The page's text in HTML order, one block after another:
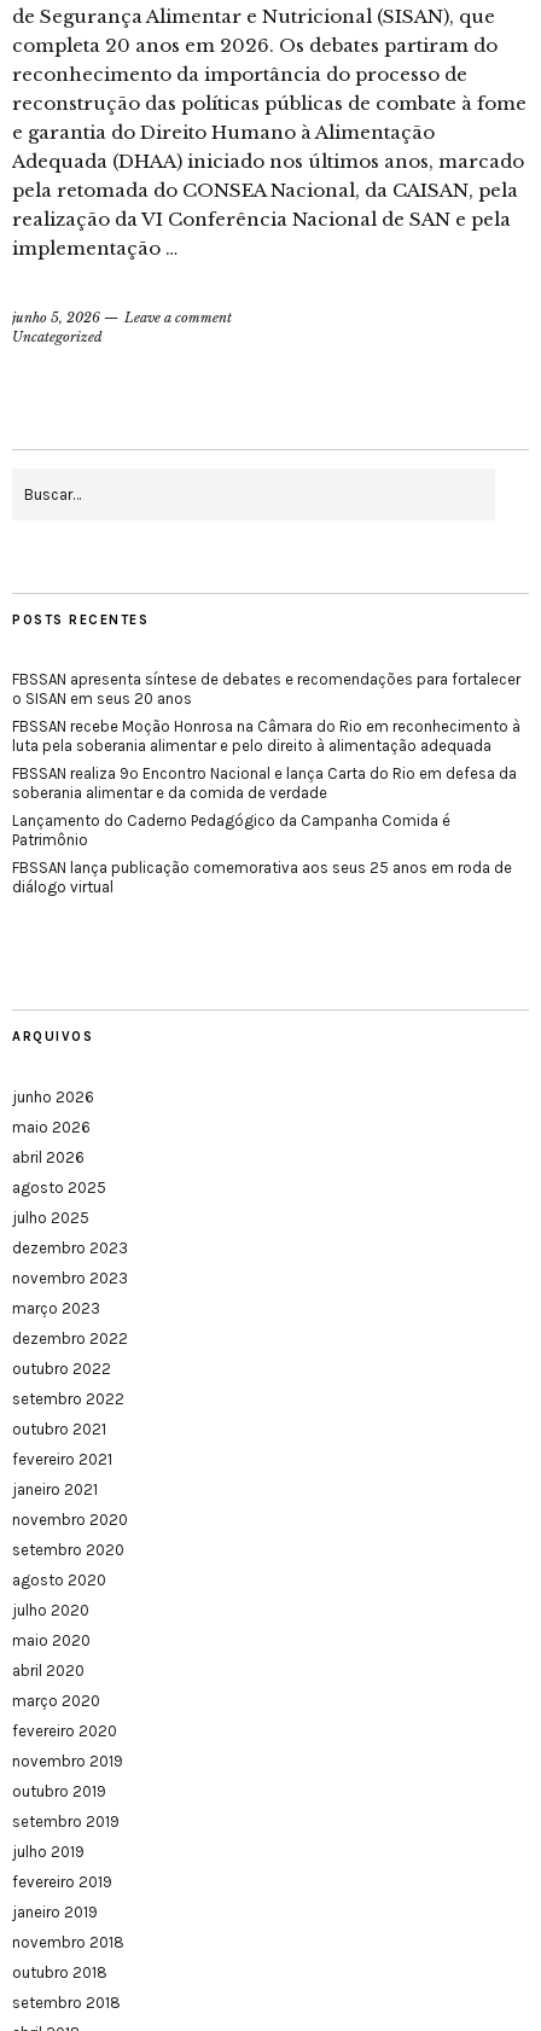
de Segurança Alimentar e Nutricional (SISAN), que
completa 20 anos em 2026. Os debates partiram do
reconhecimento da importância do processo de
reconstrução das políticas públicas de combate à fome
e garantia do Direito Humano à Alimentação
Adequada (DHAA) iniciado nos últimos anos, marcado
pela retomada do CONSEA Nacional, da CAISAN, pela
realização da VI Conferência Nacional de SAN e pela
implementação …
junho 5, 2026
Leave a comment
Uncategorized
POSTS RECENTES
FBSSAN apresenta síntese de debates e recomendações para fortalecer
o SISAN em seus 20 anos
FBSSAN recebe Moção Honrosa na Câmara do Rio em reconhecimento à
luta pela soberania alimentar e pelo direito à alimentação adequada
FBSSAN realiza 9º Encontro Nacional e lança Carta do Rio em defesa da
soberania alimentar e da comida de verdade
Lançamento do Caderno Pedagógico da Campanha Comida é
Patrimônio
FBSSAN lança publicação comemorativa aos seus 25 anos em roda de
diálogo virtual
ARQUIVOS
junho 2026
maio 2026
abril 2026
agosto 2025
julho 2025
dezembro 2023
novembro 2023
março 2023
dezembro 2022
outubro 2022
setembro 2022
outubro 2021
fevereiro 2021
janeiro 2021
novembro 2020
setembro 2020
agosto 2020
julho 2020
maio 2020
abril 2020
março 2020
fevereiro 2020
novembro 2019
outubro 2019
setembro 2019
julho 2019
fevereiro 2019
janeiro 2019
novembro 2018
outubro 2018
setembro 2018